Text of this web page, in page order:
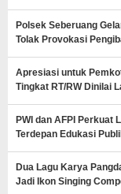
Polsek Seberuang
Tolak Provokasi
Apresiasi untuk
Tingkat RT/RW Dinilai
PWI dan AFPI Perkuat
Terdepan Edukasi
Dua Lagu Karya
Jadi Ikon Singing